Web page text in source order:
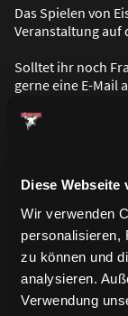
Diese Webseite
Wir verwenden
personalisieren,
zu können und
analysieren.
Verwendung
Das Spielen von
Veranstaltung auf
Solltet ihr noch
gerne eine E-Mail
Wir freuen uns